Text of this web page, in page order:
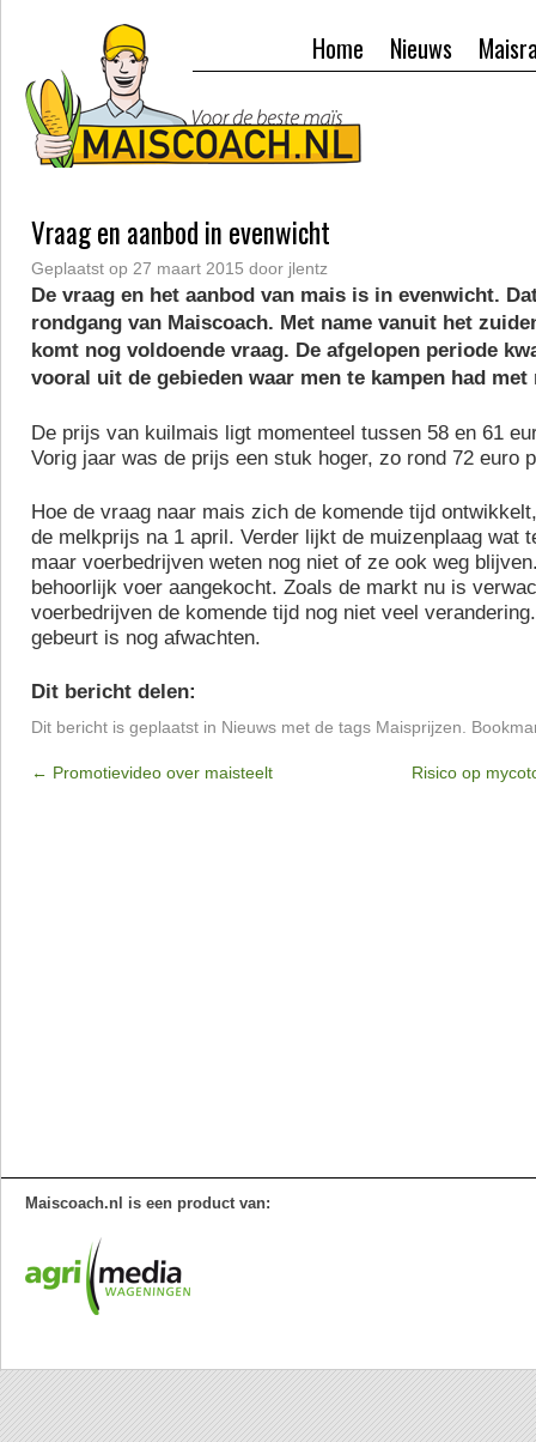
Nieuws
Home
Vraag en aanbod in evenwicht
Geplaatst op 27 maart 2015 door jlentz
De vraag en het aanbod van mais is in evenwicht.
rondgang van Maiscoach. Met name vanuit het
komt nog voldoende vraag. De afgelopen periode
vooral uit de gebieden waar men te kampen had met
De prijs van kuilmais ligt momenteel tussen 58 en 61
Vorig jaar was de prijs een stuk hoger, zo rond 72 euro
Hoe de vraag naar mais zich de komende tijd
de melkprijs na 1 april. Verder lijkt de muizenplaag wat
maar voerbedrijven weten nog niet of ze ook weg
behoorlijk voer aangekocht. Zoals de markt nu is
voerbedrijven de komende tijd nog niet veel
gebeurt is nog afwachten.
Dit bericht delen:
Dit bericht is geplaatst in Nieuws met de tags Maisprijzen .
← Promotievideo over maisteelt Risico op
Maiscoach.nl is een product van: